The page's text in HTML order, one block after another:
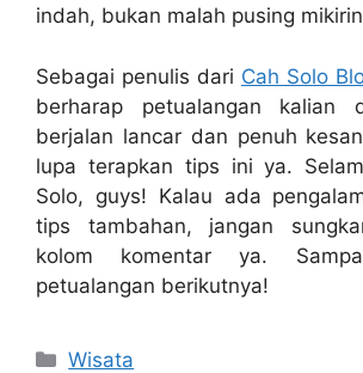
indah, bukan malah pusing
Sebagai penulis dari Cah Solo
berharap petualangan kalian
berjalan lancar dan penuh
lupa terapkan tips ini ya.
Solo, guys! Kalau ada
tips tambahan, jangan
kolom komentar ya.
petualangan berikutnya!
Kategori
Wisata